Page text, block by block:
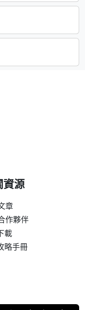
資源
章
作夥伴
載
略手冊